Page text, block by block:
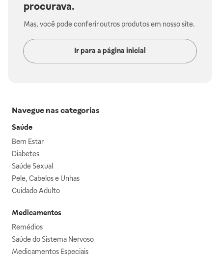
procurava.
Mas, você pode conferir outros produtos em nosso site.
Ir para a página inicial
Navegue nas categorias
Saúde
Bem Estar
Diabetes
Saúde Sexual
Pele, Cabelos e Unhas
Cuidado Adulto
Medicamentos
Remédios
Saúde do Sistema Nervoso
Medicamentos Especiais